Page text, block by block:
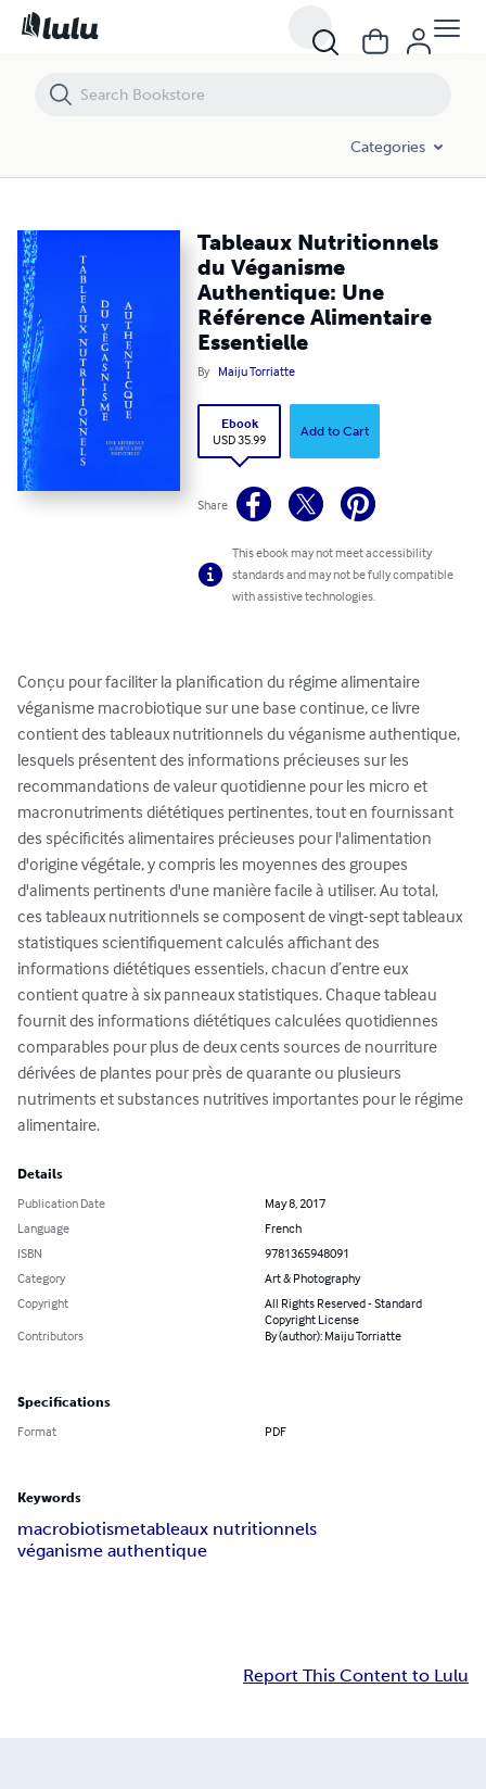
Categories
Tableaux Nutritionnels
du Véganisme
Authentique: Une
Référence Alimentaire
Essentielle
By Maiju Torriatte
Ebook
USD 35.99
Add to Cart
Share
This ebook may not meet accessibility
standards and may not be fully compatible
with assistive technologies.
Conçu pour faciliter la planification du régime alimentaire
véganisme macrobiotique sur une base continue, ce livre
contient des tableaux nutritionnels du véganisme authentique,
lesquels présentent des informations précieuses sur les
recommandations de valeur quotidienne pour les micro et
macronutriments diététiques pertinentes, tout en fournissant
des spécificités alimentaires précieuses pour l'alimentation
d'origine végétale, y compris les moyennes des groupes
d'aliments pertinents d'une manière facile à utiliser. Au total,
ces tableaux nutritionnels se composent de vingt-sept tableaux
statistiques scientifiquement calculés affichant des
informations diététiques essentiels, chacun d’entre eux
contient quatre à six panneaux statistiques. Chaque tableau
fournit des informations diététiques calculées quotidiennes
comparables pour plus de deux cents sources de nourriture
dérivées de plantes pour près de quarante ou plusieurs
nutriments et substances nutritives importantes pour le régime
alimentaire.
Details
Publication Date
May 8, 2017
Language
French
ISBN
9781365948091
Category
Art & Photography
Copyright
All Rights Reserved - Standard
Copyright License
Contributors
By (author): Maiju Torriatte
Specifications
Format PDF
Keywords
macrobiotismetableaux nutritionnels
véganisme authentique
Report This Content to Lulu
Tableaux Nutritionnels du Véganisme Authentique: Une Référence